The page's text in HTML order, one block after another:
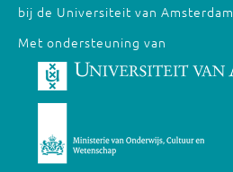
bij de Universiteit van Amsterdam
Met ondersteuning van